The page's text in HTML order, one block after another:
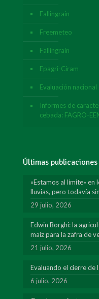
Fallingrain
Freemeteo
Fallingrain
Epagri-Ciram
Evaluación
Informes de
cebada: FAGRO-
Últimas publicaciones
«Estamos al límite»
lluvias, pero todavía
29 julio, 2026
Edwin Borghi: la
maíz para la zafra de
21 julio, 2026
Evaluando el cierre de
6 julio, 2026